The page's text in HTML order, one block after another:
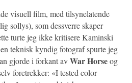
visuell film, med tilsynelatende
sollys), som dessverre skaper
turte jeg ikke kritisere Kaminski
teknisk kyndig fotograf spurte jeg
gjorde i forkant avWar Horseog
foretrekker: «I tested color